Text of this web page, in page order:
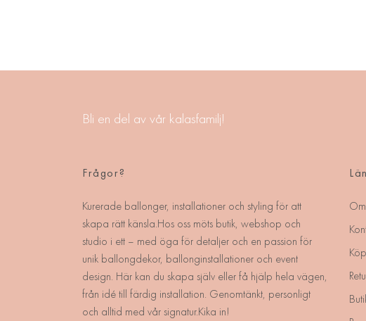
Bli en del av vår kalasfamilj!
Frågor?
Kurerade ballonger, installationer och styling för att
skapa rätt känsla.Hos oss möts butik, webshop och
studio i ett – med öga för detaljer och en passion för
unik ballongdekor, ballonginstallationer och event
design. Här kan du skapa själv eller få hjälp hela vägen,
från idé till färdig installation. Genomtänkt, personligt
och alltid med vår signatur.Kika in!